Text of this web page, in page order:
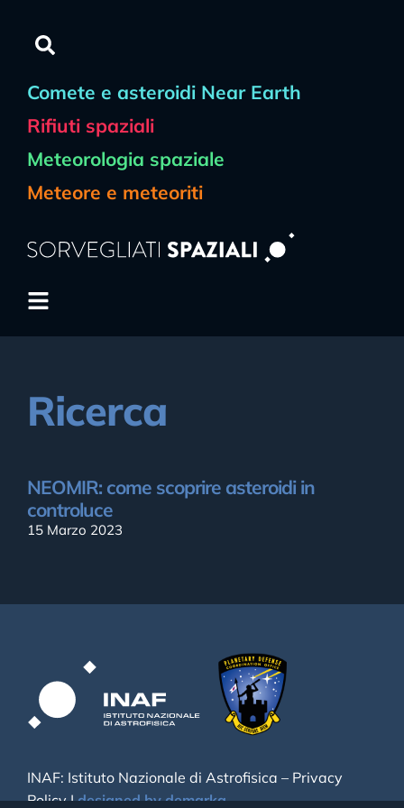
Comete e asteroidi Near Earth
Rifiuti spaziali
Meteorologia spaziale
Meteore e meteoriti
Ricerca
NEOMIR: come scoprire asteroidi in
controluce
15 Marzo 2023
INAF: Istituto Nazionale di Astrofisica – Privacy
Policy|designed by demarka